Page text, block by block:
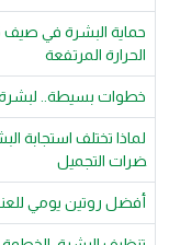
الحرارة المرتفعة
خطوات بسيطة..
لماذا تختلف استجابة
ضرات التجميل
أفضل روتين يومي